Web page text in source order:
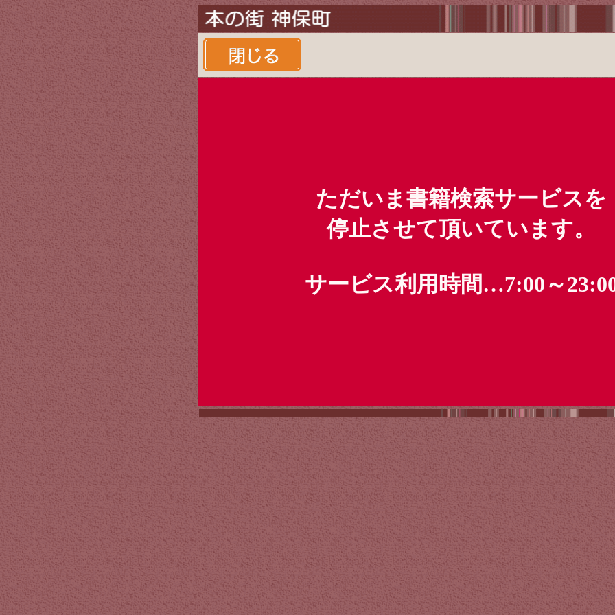
ただいま書籍検索サービスを
停止させて頂いています。
サービス利用時間…7:00～